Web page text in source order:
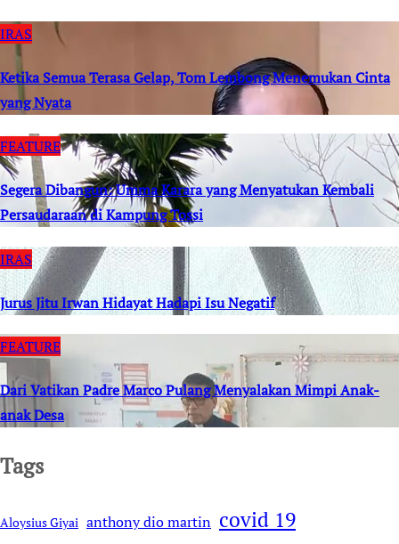
IRAS
Ketika Semua Terasa Gelap, Tom Lembong Menemukan Cinta
yang Nyata
FEATURE
Segera Dibangun: Umma Karara yang Menyatukan Kembali
Persaudaraan di Kampung Tossi
IRAS
Jurus Jitu Irwan Hidayat Hadapi Isu Negatif
FEATURE
Dari Vatikan Padre Marco Pulang Menyalakan Mimpi Anak-
anak Desa
Tags
Aloysius Giyai anthony dio martin covid 19